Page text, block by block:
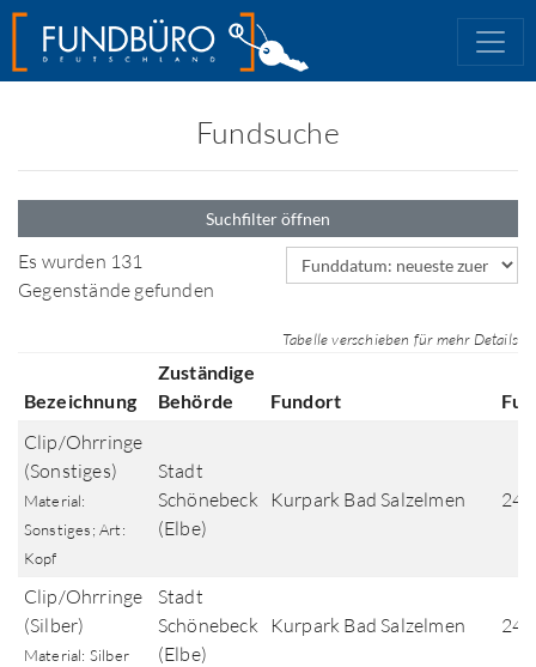
Fundsuche
Suchfilter öffnen
Es wurden 131
Gegenstände gefunden
Sortierfeld
Tabelle verschieben für mehr Details
Bezeichnung
Zuständige
Behörde
Fundort
Clip/Ohrringe
(Sonstiges)
Material:
Sonstiges; Art:
Kopf
Stadt
Schönebeck
(Elbe)
Kurpark Bad Salzelmen
Clip/Ohrringe
(Silber)
Material: Silber
Stadt
Schönebeck
(Elbe)
Kurpark Bad Salzelmen